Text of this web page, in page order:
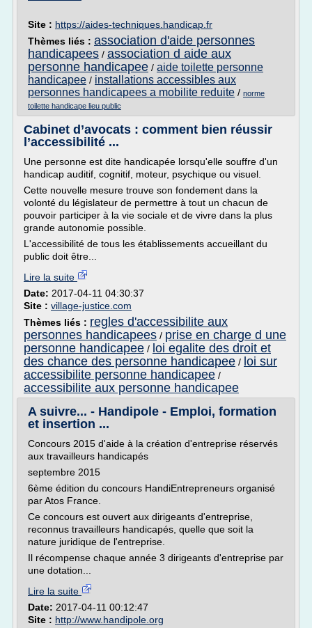
Site : https://aides-techniques.handicap.fr
Thèmes liés : association d'aide personnes
handicapees / association d aide aux
personne handicapee / aide toilette personne
handicapee / installations accessibles aux
personnes handicapees a mobilite reduite / norme
toilette handicape lieu public
Cabinet d’avocats : comment bien réussir
l’accessibilité ...
Une personne est dite handicapée lorsqu'elle souffre d'un
handicap auditif, cognitif, moteur, psychique ou visuel.
Cette nouvelle mesure trouve son fondement dans la
volonté du législateur de permettre à tout un chacun de
pouvoir participer à la vie sociale et de vivre dans la plus
grande autonomie possible.
L'accessibilité de tous les établissements accueillant du
public doit être...
Lire la suite
Date: 2017-04-11 04:30:37
Site : village-justice.com
Thèmes liés : regles d'accessibilite aux
personnes handicapees / prise en charge d une
personne handicapee / loi egalite des droit et
des chance des personne handicapee / loi sur
accessibilite personne handicapee /
accessibilite aux personne handicapee
A suivre... - Handipole - Emploi, formation
et insertion ...
Concours 2015 d'aide à la création d'entreprise réservés
aux travailleurs handicapés
septembre 2015
6ème édition du concours HandiEntrepreneurs organisé
par Atos France.
Ce concours est ouvert aux dirigeants d'entreprise,
reconnus travailleurs handicapés, quelle que soit la
nature juridique de l'entreprise.
Il récompense chaque année 3 dirigeants d'entreprise par
une dotation...
Lire la suite
Date: 2017-04-11 00:12:47
Site : http://www.handipole.org